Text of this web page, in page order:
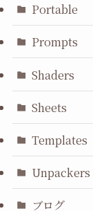
Portable
Prompts
Shaders
Sheets
Templates
Unpackers
ブログ